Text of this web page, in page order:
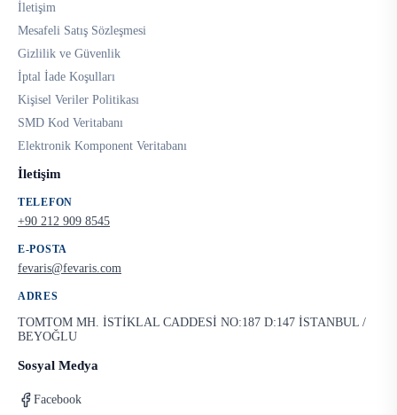
İletişim
Mesafeli Satış Sözleşmesi
Gizlilik ve Güvenlik
İptal İade Koşulları
Kişisel Veriler Politikası
SMD Kod Veritabanı
Elektronik Komponent Veritabanı
İletişim
TELEFON
+90 212 909 8545
E-POSTA
fevaris@fevaris.com
ADRES
TOMTOM MH. İSTİKLAL CADDESİ NO:187 D:147 İSTANBUL /
BEYOĞLU
Sosyal Medya
Facebook